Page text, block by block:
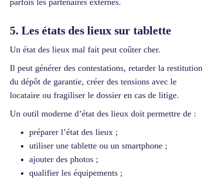
parfois les partenaires externes.
5. Les états des lieux sur tablette
Un état des lieux mal fait peut coûter cher.
Il peut générer des contestations, retarder la restitution
du dépôt de garantie, créer des tensions avec le
locataire ou fragiliser le dossier en cas de litige.
Un outil moderne d’état des lieux doit permettre de :
préparer l’état des lieux ;
utiliser une tablette ou un smartphone ;
ajouter des photos ;
qualifier les équipements ;